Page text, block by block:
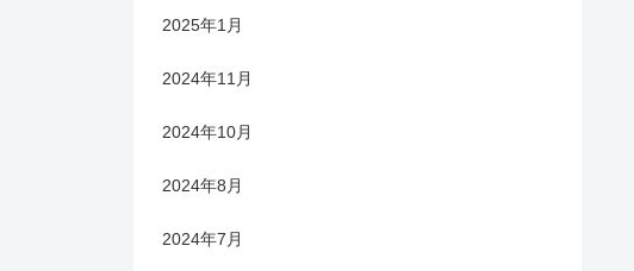
2025年1月
2024年11月
2024年10月
2024年8月
2024年7月